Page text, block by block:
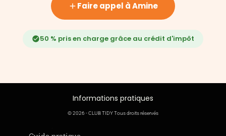
Faire appel à Amine
50 % pris en charge grâce au crédit d'impôt
Informations pratiques
© 2026 - CLUB TIDY Tous droits réservés
Informations légales